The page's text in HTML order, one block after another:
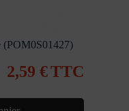
(POM0S01427)
2,59 €TTC